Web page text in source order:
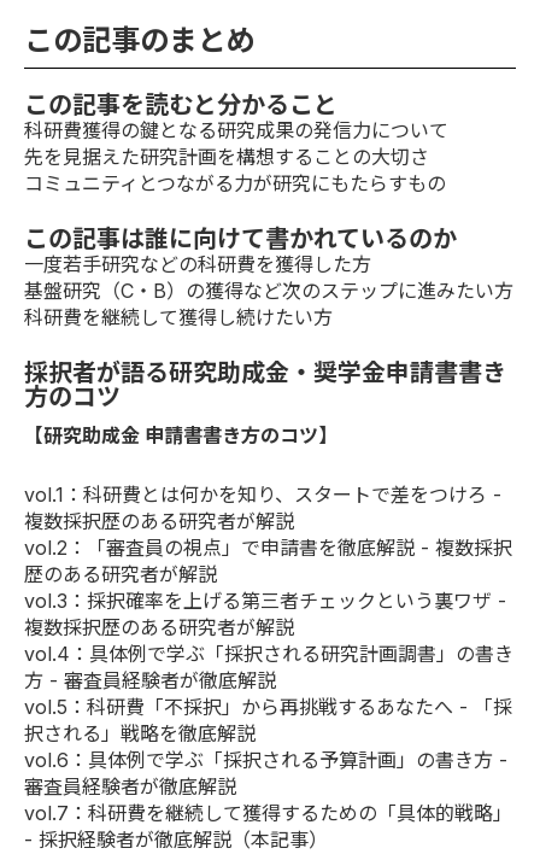
この記事のまとめ
この記事を読むと分かること
科研費獲得の鍵となる研究成果の発信力について
先を見据えた研究計画を構想することの大切さ
コミュニティとつながる力が研究にもたらすもの
この記事は誰に向けて書かれているのか
一度若手研究などの科研費を獲得した方
基盤研究（C・B）の獲得など次のステップに進みたい方
科研費を継続して獲得し続けたい方
採択者が語る研究助成金・奨学金申請書書き
方のコツ
【研究助成金 申請書書き方のコツ】
vol.1 ：科研費とは何かを知り、スタートで差をつけろ -
複数採択歴のある研究者が解説
vol.2 ：「審査員の視点」で申請書を徹底解説 - 複数採択
歴のある研究者が解説
vol.3 ：採択確率を上げる第三者チェックという裏ワザ -
複数採択歴のある研究者が解説
vol.4 ：具体例で学ぶ「採択される研究計画調書」の書き
方 - 審査員経験者が徹底解説
vol.5 ：科研費「不採択」から再挑戦するあなたへ - 「採
択される」戦略を徹底解説
vol.6 ：具体例で学ぶ「採択される予算計画」の書き方 -
審査員経験者が徹底解説
vol.7 ：科研費を継続して獲得するための「具体的戦略」
- 採択経験者が徹底解説（本記事）